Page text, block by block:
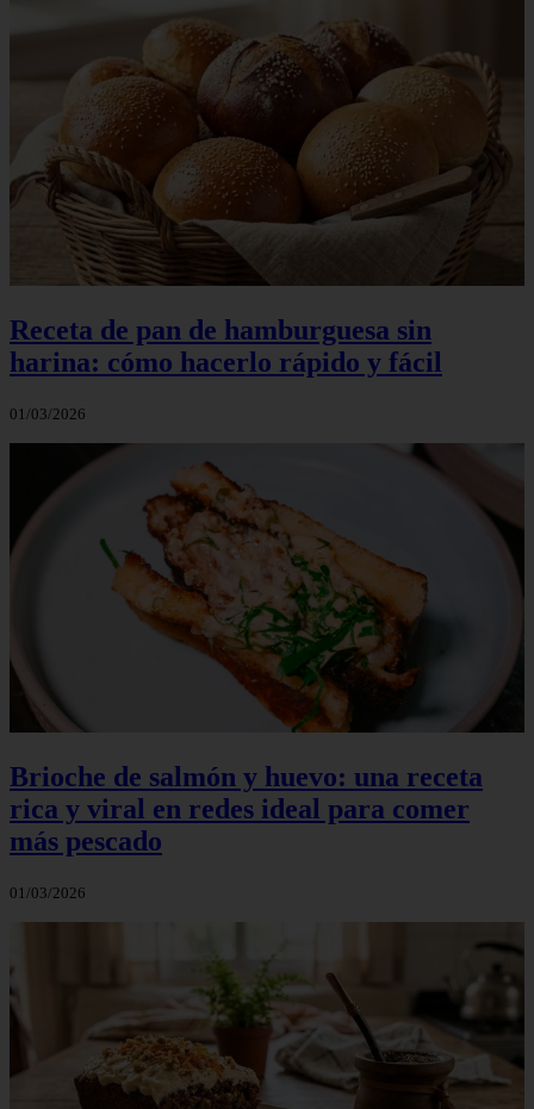
Receta de pan de hamburguesa sin
harina: cómo hacerlo rápido y fácil
01/03/2026
Brioche de salmón y huevo: una receta
rica y viral en redes ideal para comer
más pescado
01/03/2026